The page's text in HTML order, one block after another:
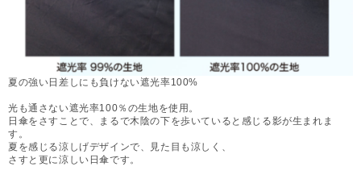
夏の強い日差しにも負けない遮光率100%
光も通さない遮光率100％の生地を使用。
日傘をさすことで、まるで木陰の下を歩いていると感じる影が生まれま
す。
夏を感じる涼しげデザインで、見た目も涼しく、
さすと更に涼しい日傘です。